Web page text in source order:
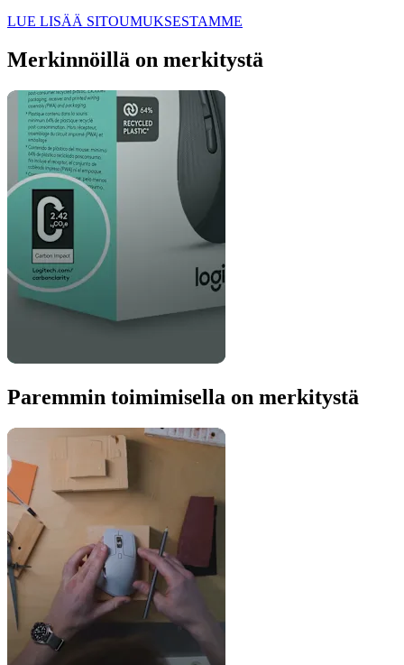
LUE LISÄÄ SITOUMUKSESTAMME
Merkinnöillä on merkitystä
Paremmin toimimisella on merkitystä